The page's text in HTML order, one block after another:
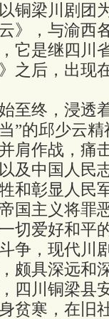
以铜梁川剧
》，与渝西
，它是继四
之后，出现
终，浸透着
”的邱少云
肩作战，痛
及中国人民
和彰显人民
主义将罪恶
切爱好和平
争，现代川
颇具深远和
川铜梁县安
贫寒，在旧